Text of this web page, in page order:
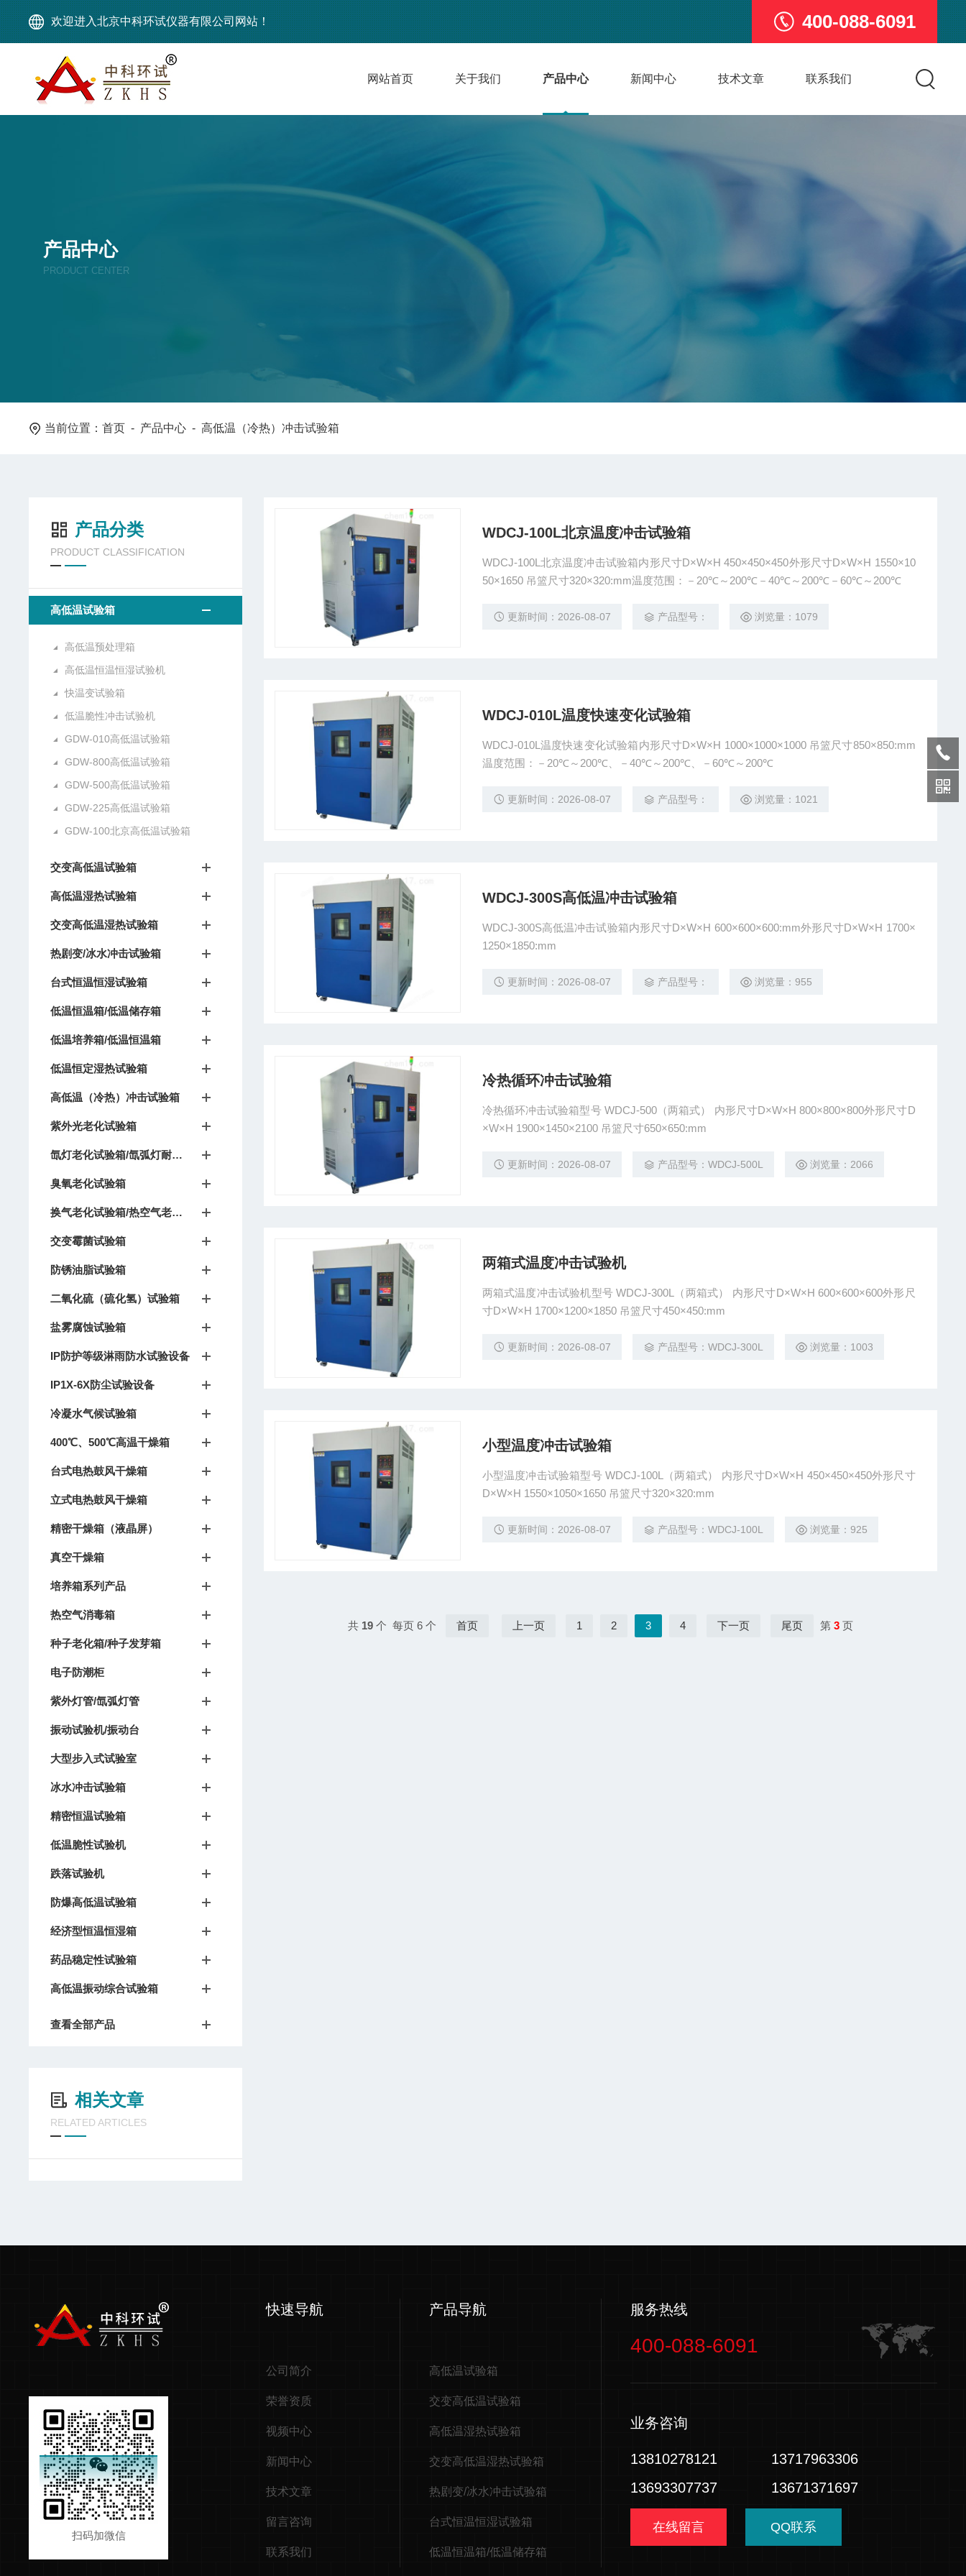
欢迎进入北京中科环试仪器有限公司网站！ 400-088-6091
网站首页 关于我们 产品中心 新闻中心 技术文章 联系我们
产品中心
PRODUCT CENTER
当前位置：首页 - 产品中心 - 高低温（冷热）冲击试验箱
产品分类
PRODUCT CLASSIFICATION
高低温试验箱
高低温预处理箱
高低温恒温恒湿试验机
快温变试验箱
低温脆性冲击试验机
GDW-010高低温试验箱
GDW-800高低温试验箱
GDW-500高低温试验箱
GDW-225高低温试验箱
GDW-100北京高低温试验箱
交变高低温试验箱
高低温湿热试验箱
交变高低温湿热试验箱
热剧变/冰水冲击试验箱
台式恒温恒湿试验箱
低温恒温箱/低温储存箱
低温培养箱/低温恒温箱
低温恒定湿热试验箱
高低温（冷热）冲击试验箱
紫外光老化试验箱
氙灯老化试验箱/氙弧灯耐候试验箱
臭氧老化试验箱
换气老化试验箱/热空气老化箱
交变霉菌试验箱
防锈油脂试验箱
二氧化硫（硫化氢）试验箱
盐雾腐蚀试验箱
IP防护等级淋雨防水试验设备
IP1X-6X防尘试验设备
冷凝水气候试验箱
400℃、500℃高温干燥箱
台式电热鼓风干燥箱
立式电热鼓风干燥箱
精密干燥箱（液晶屏）
真空干燥箱
培养箱系列产品
热空气消毒箱
种子老化箱/种子发芽箱
电子防潮柜
紫外灯管/氙弧灯管
振动试验机/振动台
大型步入式试验室
冰水冲击试验箱
精密恒温试验箱
低温脆性试验机
跌落试验机
防爆高低温试验箱
经济型恒温恒湿箱
药品稳定性试验箱
高低温振动综合试验箱
查看全部产品
相关文章
RELATED ARTICLES
WDCJ-100L北京温度冲击试验箱
WDCJ-100L北京温度冲击试验箱内形尺寸D×W×H 450×450×450外形尺寸D×W×H 1550×10
50×1650 吊篮尺寸320×320:mm温度范围：－20℃～200℃－40℃～200℃－60℃～200℃
更新时间：2026-08-07 产品型号： 浏览量：1079
WDCJ-010L温度快速变化试验箱
WDCJ-010L温度快速变化试验箱内形尺寸D×W×H 1000×1000×1000 吊篮尺寸850×850:mm
温度范围：－20℃～200℃、－40℃～200℃、－60℃～200℃
更新时间：2026-08-07 产品型号： 浏览量：1021
WDCJ-300S高低温冲击试验箱
WDCJ-300S高低温冲击试验箱内形尺寸D×W×H 600×600×600:mm外形尺寸D×W×H 1700×
1250×1850:mm
更新时间：2026-08-07 产品型号： 浏览量：955
冷热循环冲击试验箱
冷热循环冲击试验箱型号 WDCJ-500（两箱式） 内形尺寸D×W×H 800×800×800外形尺寸D
×W×H 1900×1450×2100 吊篮尺寸650×650:mm
更新时间：2026-08-07 产品型号：WDCJ-500L 浏览量：2066
两箱式温度冲击试验机
两箱式温度冲击试验机型号 WDCJ-300L（两箱式） 内形尺寸D×W×H 600×600×600外形尺
寸D×W×H 1700×1200×1850 吊篮尺寸450×450:mm
更新时间：2026-08-07 产品型号：WDCJ-300L 浏览量：1003
小型温度冲击试验箱
小型温度冲击试验箱型号 WDCJ-100L（两箱式） 内形尺寸D×W×H 450×450×450外形尺寸
D×W×H 1550×1050×1650 吊篮尺寸320×320:mm
更新时间：2026-08-07 产品型号：WDCJ-100L 浏览量：925
共 19个 每页 6 个 首页 上一页 1 2 3 4 下一页 尾页 第 3页
扫码加微信
快速导航
公司简介
荣誉资质
视频中心
新闻中心
技术文章
留言咨询
联系我们
产品导航
高低温试验箱
交变高低温试验箱
高低温湿热试验箱
交变高低温湿热试验箱
热剧变/冰水冲击试验箱
台式恒温恒湿试验箱
低温恒温箱/低温储存箱
服务热线
400-088-6091
业务咨询
13810278121
13717963306
13693307737
13671371697
在线留言 QQ联系